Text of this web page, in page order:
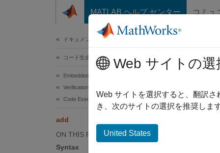
コンテンツへスキップ
MATLAB ヘルプ センター コミュ
ドキュメンテーションのホーム
コード生成
Embedded Coder
Verification, Testing, and Certification
Code Execution-Time Profiling
add
ON THIS PAGE
Syntax
add
Since
Web サイトの選
Web サイトを選択すると、翻訳
き、次のサイトの選択を推奨しま
United States